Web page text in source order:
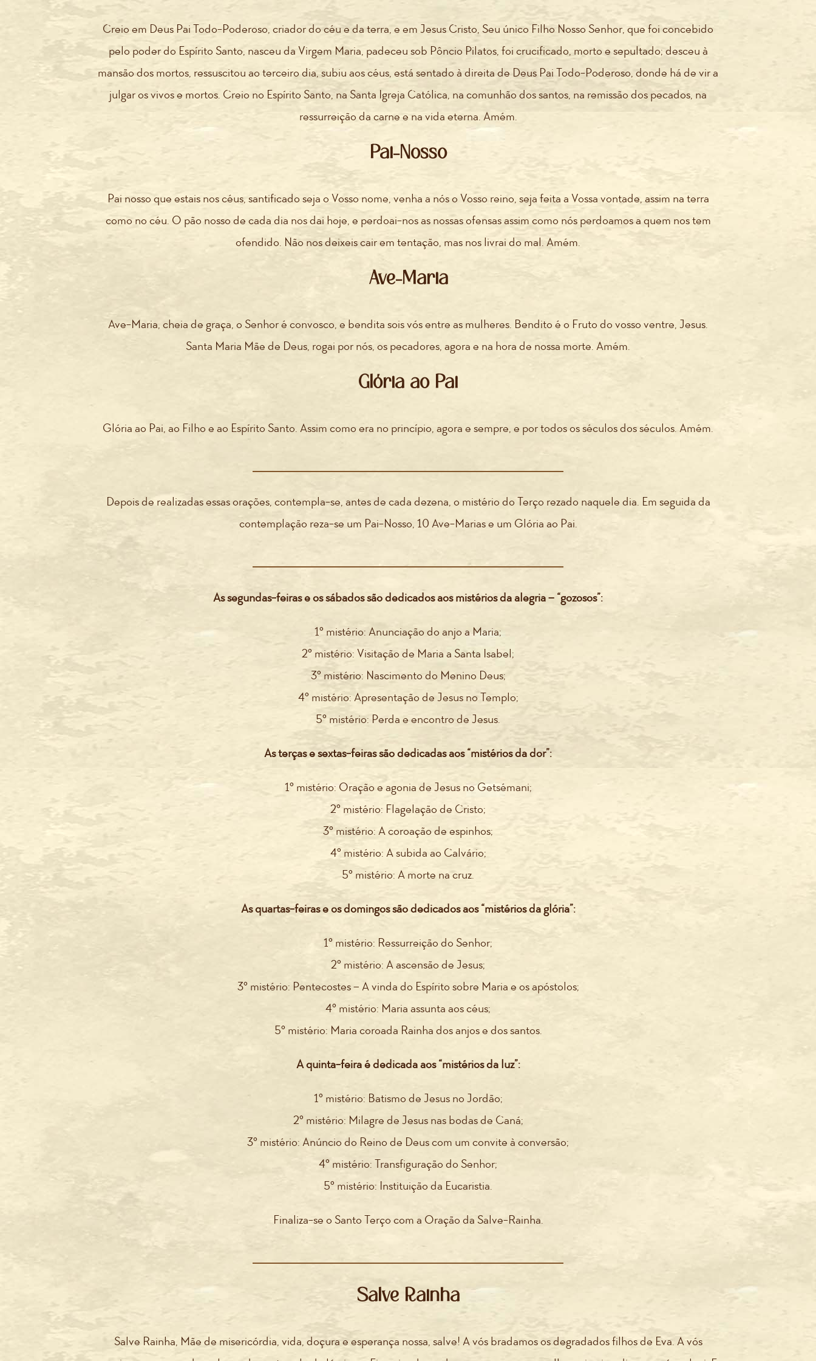
Creio em Deus Pai Todo-Poderoso, criador do céu e da terra, e em Jesus Cristo, Seu único Filho Nosso Senhor, que foi concebido
pelo poder do Espírito Santo, nasceu da Virgem Maria, padeceu sob Pôncio Pilatos, foi crucificado, morto e sepultado; desceu à
mansão dos mortos, ressuscitou ao terceiro dia, subiu aos céus, está sentado à direita de Deus Pai Todo-Poderoso, donde há de vir a
julgar os vivos e mortos. Creio no Espírito Santo, na Santa Igreja Católica, na comunhão dos santos, na remissão dos pecados, na
ressurreição da carne e na vida eterna. Amém.
Pai-Nosso
Pai nosso que estais nos céus, santificado seja o Vosso nome, venha a nós o Vosso reino, seja feita a Vossa vontade, assim na terra
como no céu. O pão nosso de cada dia nos dai hoje, e perdoai-nos as nossas ofensas assim como nós perdoamos a quem nos tem
ofendido. Não nos deixeis cair em tentação, mas nos livrai do mal. Amém.
Ave-Maria
Ave-Maria, cheia de graça, o Senhor é convosco, e bendita sois vós entre as mulheres. Bendito é o Fruto do vosso ventre, Jesus.
Santa Maria Mãe de Deus, rogai por nós, os pecadores, agora e na hora de nossa morte. Amém.
Glória ao Pai
Glória ao Pai, ao Filho e ao Espírito Santo. Assim como era no princípio, agora e sempre, e por todos os séculos dos séculos. Amém.
Depois de realizadas essas orações, contempla-se, antes de cada dezena, o mistério do Terço rezado naquele dia. Em seguida da
contemplação reza-se um Pai-Nosso, 10 Ave-Marias e um Glória ao Pai.
As segundas-feiras e os sábados são dedicados aos mistérios da alegria – “gozosos”:
1º mistério: Anunciação do anjo a Maria;
2º mistério: Visitação de Maria a Santa Isabel;
3º mistério: Nascimento do Menino Deus;
4º mistério: Apresentação de Jesus no Templo;
5º mistério: Perda e encontro de Jesus.
As terças e sextas-feiras são dedicadas aos “mistérios da dor”:
1º mistério: Oração e agonia de Jesus no Getsémani;
2º mistério: Flagelação de Cristo;
3º mistério: A coroação de espinhos;
4º mistério: A subida ao Calvário;
5º mistério: A morte na cruz.
As quartas-feiras e os domingos são dedicados aos “mistérios da glória”:
1º mistério: Ressurreição do Senhor;
2º mistério: A ascensão de Jesus;
3º mistério: Pentecostes – A vinda do Espírito sobre Maria e os apóstolos;
4º mistério: Maria assunta aos céus;
5º mistério: Maria coroada Rainha dos anjos e dos santos.
A quinta-feira é dedicada aos “mistérios da luz”:
1º mistério: Batismo de Jesus no Jordão;
2º mistério: Milagre de Jesus nas bodas de Caná;
3º mistério: Anúncio do Reino de Deus com um convite à conversão;
4º mistério: Transfiguração do Senhor;
5º mistério: Instituição da Eucaristia.
Finaliza-se o Santo Terço com a Oração da Salve-Rainha.
Salve Rainha
Salve Rainha, Mãe de misericórdia, vida, doçura e esperança nossa, salve! A vós bradamos os degradados filhos de Eva. A vós